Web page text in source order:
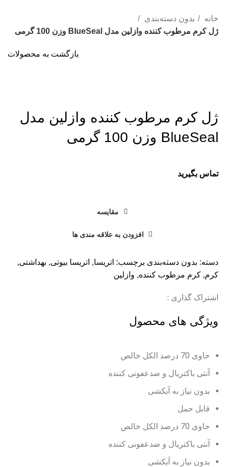
خانه
بدون دسته‌بندی
ژل کرم مرطوب کننده وازلین مدل BlueSeal وزن 100 گرمی
بازگشت به محصولات
ژل کرم مرطوب کننده وازلین مدل
BlueSeal وزن 100 گرمی
تماس بگیرید
مقایسه
افزودن به علاقه مندی ها
دسته: بدون دسته‌بندی برچسب: اتریسا, اتریسا بیوتی, بهداشتی,
کرم, کرم مرطوب کننده, وازلین
اشتراک گذاری :
ویژگی های محصول
حاوی 70 درصد الکل خالص
آنتی باکتریال و ضدعفونی کننده
بدون نیاز به آبکشی
قابل حمل
حاوی 70 درصد الکل خالص
آنتی باکتریال و ضدعفونی کننده
بدون نیاز به آبکشی